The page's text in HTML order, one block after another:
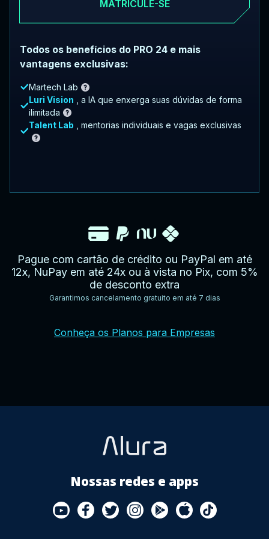
MATRICULE-SE
Todos os benefícios do PRO 24 e mais
vantagens exclusivas:
Martech Lab
Luri Vision
, a IA que enxerga suas dúvidas de forma
ilimitada
Talent Lab
, mentorias individuais e vagas exclusivas
Pague com cartão de crédito ou PayPal em até
12x, NuPay em até 24x ou à vista no Pix, com 5%
de desconto extra
Garantimos cancelamento gratuito em até 7 dias
Conheça os Planos para Empresas
Nossas redes e apps
Play